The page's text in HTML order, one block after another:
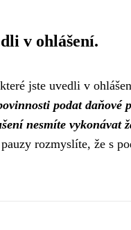
v ohlášení.
jste uvedli v
podat daňové
nesmíte vykonávat
rozmyslíte, že s